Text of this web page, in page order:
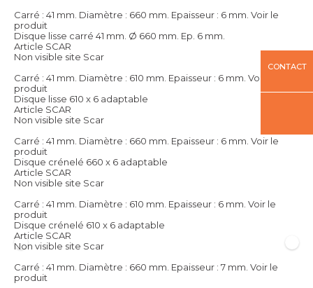
Carré : 41 mm. Diamètre : 660 mm. Epaisseur : 6 mm. Voir le
produit
Disque lisse carré 41 mm. Ø 660 mm. Ep. 6 mm.
Article SCAR
Non visible site Scar
Carré : 41 mm. Diamètre : 610 mm. Epaisseur : 6 mm. Voir le
produit
Disque lisse 610 x 6 adaptable
Article SCAR
Non visible site Scar
Carré : 41 mm. Diamètre : 660 mm. Epaisseur : 6 mm. Voir le
produit
Disque crénelé 660 x 6 adaptable
Article SCAR
Non visible site Scar
Carré : 41 mm. Diamètre : 610 mm. Epaisseur : 6 mm. Voir le
produit
Disque crénelé 610 x 6 adaptable
Article SCAR
Non visible site Scar
Carré : 41 mm. Diamètre : 660 mm. Epaisseur : 7 mm. Voir le
produit
CONTACT